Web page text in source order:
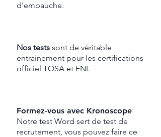
d'embauche.
Nos tests sont de véritable
entrainement pour les certifications
officiel TOSA et ENI.
Formez-vous avec Kronoscope
Notre test Word sert de test de
recrutement, vous pouvez faire ce